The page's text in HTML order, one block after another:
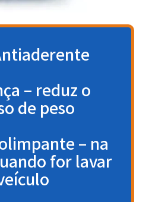
– reduz o
de peso
– na
for lavar